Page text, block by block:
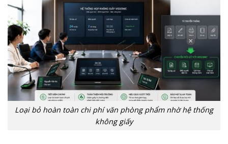
Loại bỏ hoàn toàn chi phí văn phòng phẩm nhờ hệ thống
không giấy